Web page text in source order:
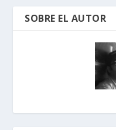
SOBRE EL AUTOR